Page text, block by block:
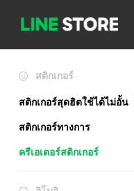
สติกเกอร์
สติกเกอร์สุดฮิตใช้ได้ไม่อั้น
สติกเกอร์ทางการ
ครีเอเตอร์สติกเกอร์